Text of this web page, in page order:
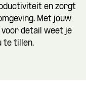
en zorgt
Met jouw
voor detail weet je
te tillen.